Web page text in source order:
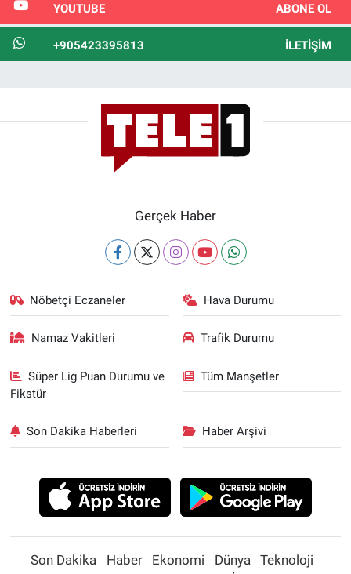
YOUTUBE ABONE OL
+905423395813 İLETIŞIM
Gerçek Haber
Nöbetçi Eczaneler Hava Durumu
Namaz Vakitleri Trafik Durumu
Süper Lig Puan Durumu ve
Fikstür
Tüm Manşetler
Son Dakika Haberleri Haber Arşivi
Son Dakika Haber Ekonomi Dünya
Teknoloji